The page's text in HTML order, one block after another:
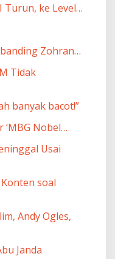
Turun, ke Level…
Zohran…
Tidak
banyak bacot!”
‘MBG Nobel…
Usai
soal
Andy Ogles,
Janda